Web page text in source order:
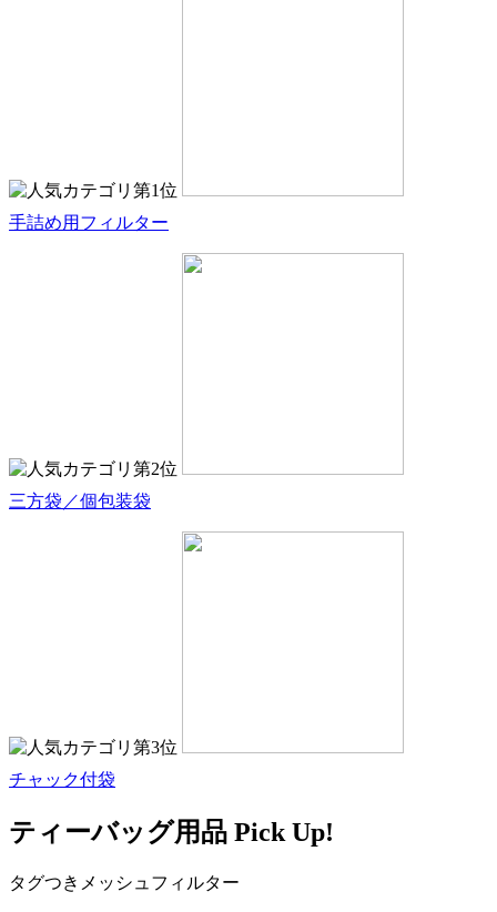
手詰め用フィルター
三方袋／個包装袋
チャック付袋
ティーバッグ用品 Pick Up!
タグつきメッシュフィルター